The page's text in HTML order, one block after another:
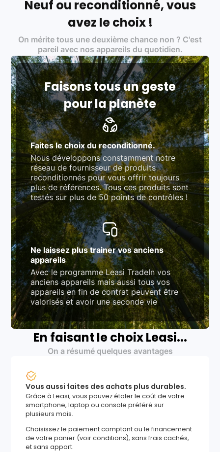
Labels environnementaux & qualité de nos partenaires
traitement des déchets électroniques (DEEE)
Produits testés et vérifiés selon des standards
rigoureux (80 à 100 points de contrôle en
fonction des produits)
Respect des normes RAEE, RoHS, et du
référentiel QualiRepar (bonus réparation)
Neuf ou reconditionné, vous
avez le choix !
On mérite tous une deuxième chance non ? C'est
pareil avec nos appareils du quotidien.
Faisons tous un geste
pour la planète
Faites le choix du reconditionné.
Nous développons constamment notre
réseau de fournisseur de produits
reconditionnés pour vous offrir toujours
plus de références. Tous ces produits sont
testés sur plus de 50 points de contrôles !
Ne laissez plus trainer vos anciens
appareils
Avec le programme Leasi TradeIn vos
anciens appareils mais aussi tous vos
appareils en fin de contrat peuvent être
valorisés et avoir une seconde vie
En faisant le choix Leasi...
On a résumé quelques avantages
Vous aussi faites des achats plus durables.
Grâce à Leasi, vous pouvez étaler le coût de votre
smartphone, laptop ou console préféré sur
plusieurs mois.
Choisissez le paiement comptant ou le financement
de votre panier (voir conditions), sans frais cachés,
et sans apport.